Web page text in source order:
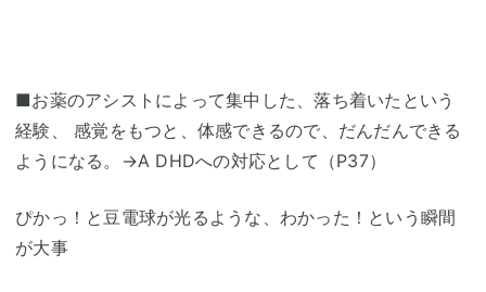
■お薬のアシストによって集中した、落ち着いたという
経験、 感覚をもつと、体感できるので、だんだんできる
ようになる。→A DHDへの対応として（P37）
ぴかっ！と豆電球が光るような、わかった！という瞬間
が大事